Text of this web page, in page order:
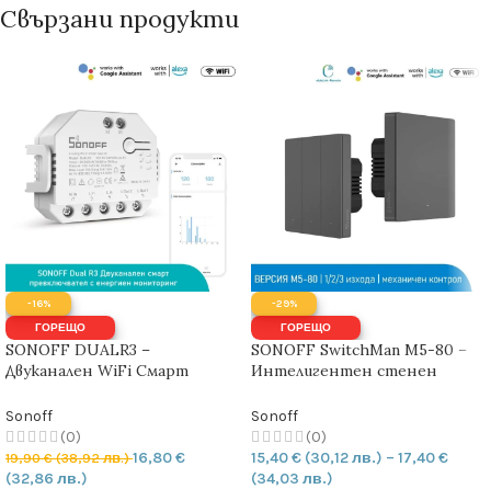
Свързани продукти
-16%
ГОРЕЩО
SONOFF DUALR3 –
Двуканален WiFi Смарт
Мощността 15А | 3300W
Sonoff
(0)
19,90€(38,92 лв.)16,80€
(32,86 лв.)
-29%
ГОРЕЩО
SONOFF SwitchMan M5-80 –
Интелигентен стенен
Sonoff
(0)
15,40€ (30,12 лв.) – 17,40€
(34,03 лв.)